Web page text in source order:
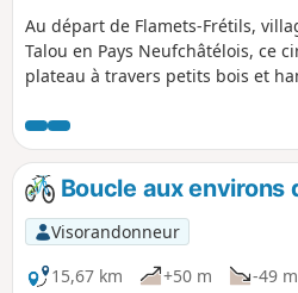
Au départ de Flamets-Frétils,
Talou en Pays Neufchâtélois, ce
plateau à travers petits bois et
Boucle aux environs
Visorandonneur
15,67 km
+50 m -49 m